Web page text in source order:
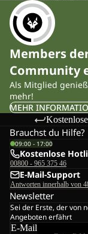
Members
Community
Als Mitglied
mehr!
MEHR
Brauchst du Hilfe?
09:00 - 17:00
Kostenlose
00800 - 965 375 46
E-Mail-Support
Antworten innerhalb von
Newsletter
Sei der Erste, der von
Angeboten erfährt
E-Mail